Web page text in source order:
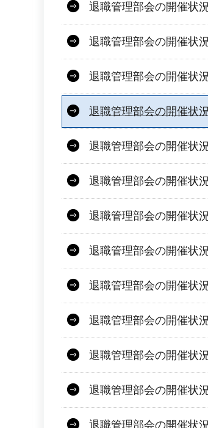
退職管理部会の開催状
退職管理部会の開催状
退職管理部会の開催状
退職管理部会の開催状
退職管理部会の開催状
退職管理部会の開催状
退職管理部会の開催状
退職管理部会の開催状
退職管理部会の開催状
退職管理部会の開催状
退職管理部会の開催状
退職管理部会の開催状
退職管理部会の開催状